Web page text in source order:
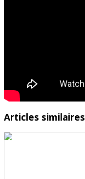
Articles similaires